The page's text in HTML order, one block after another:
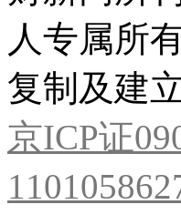
人专属所
复制及建
京ICP证